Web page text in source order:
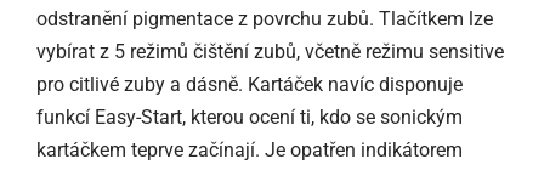
odstranění pigmentace z povrchu zubů. Tlačítkem lze
vybírat z 5 režimů čištění zubů, včetně režimu sensitive
pro citlivé zuby a dásně. Kartáček navíc disponuje
funkcí Easy-Start, kterou ocení ti, kdo se sonickým
kartáčkem teprve začínají. Je opatřen indikátorem